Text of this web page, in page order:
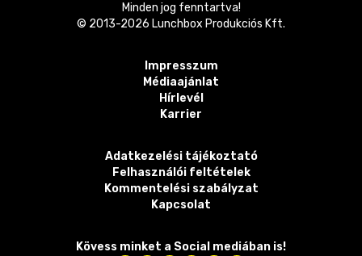
Minden jog fenntartva!
© 2013-2026 Lunchbox Produkciós Kft.
Impresszum
Médiaajánlat
Hírlevél
Karrier
Adatkezelési tájékoztató
Felhasználói feltételek
Kommentelési szabályzat
Kapcsolat
Kövess minket a Social mediában is!